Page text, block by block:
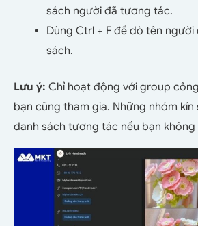
sách người đã tương tác.
Dùng Ctrl + F để dò tên
sách.
Lưu ý: Chỉ hoạt động với group
bạn cũng tham gia. Những nhóm kín
danh sách tương tác nếu bạn không